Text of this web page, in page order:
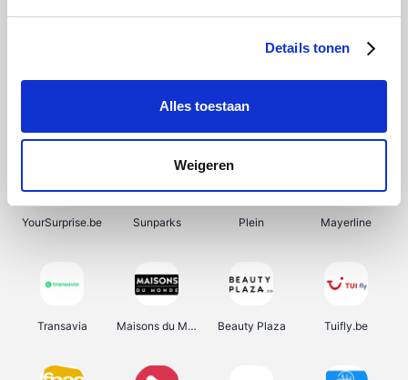
Details tonen
Alles toestaan
Weigeren
SupraBazar Shein Bergfreunde Smartwatchbanden
YourSurprise.be Sunparks Plein Mayerline
Transavia Maisons du Monde Beauty Plaza Tuifly.be